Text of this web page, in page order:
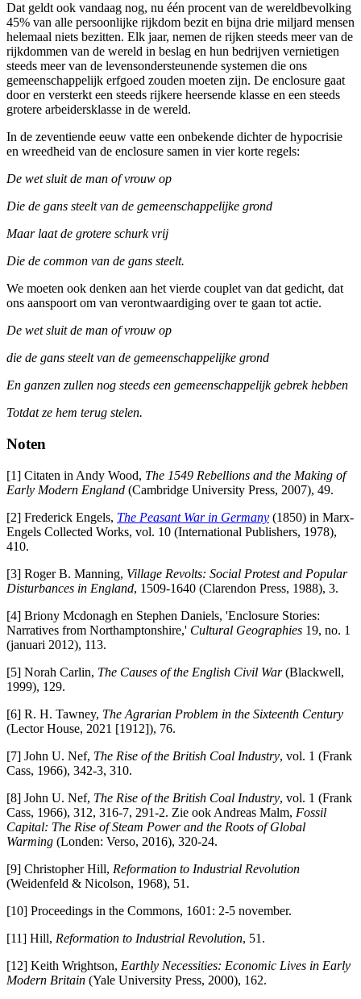
Dat geldt ook vandaag nog, nu één procent van de wereldbevolking
45% van alle persoonlijke rijkdom bezit en bijna drie miljard mensen
helemaal niets bezitten. Elk jaar, nemen de rijken steeds meer van de
rijkdommen van de wereld in beslag en hun bedrijven vernietigen
steeds meer van de levensondersteunende systemen die ons
gemeenschappelijk erfgoed zouden moeten zijn. De enclosure gaat
door en versterkt een steeds rijkere heersende klasse en een steeds
grotere arbeidersklasse in de wereld.
In de zeventiende eeuw vatte een onbekende dichter de hypocrisie
en wreedheid van de enclosure samen in vier korte regels:
De wet sluit de man of vrouw op
Die de gans steelt van de gemeenschappelijke grond
Maar laat de grotere schurk vrij
Die de common van de gans steelt.
We moeten ook denken aan het vierde couplet van dat gedicht, dat
ons aanspoort om van verontwaardiging over te gaan tot actie.
De wet sluit de man of vrouw op
die de gans steelt van de gemeenschappelijke grond
En ganzen zullen nog steeds een gemeenschappelijk gebrek hebben
Totdat ze hem terug stelen.
Noten
[1] Citaten in Andy Wood, The 1549 Rebellions and the Making of
Early Modern England (Cambridge University Press, 2007), 49.
[2] Frederick Engels, The Peasant War in Germany (1850) in Marx-
Engels Collected Works, vol. 10 (International Publishers, 1978),
410.
[3] Roger B. Manning, Village Revolts: Social Protest and Popular
Disturbances in England, 1509-1640 (Clarendon Press, 1988), 3.
[4] Briony Mcdonagh en Stephen Daniels, 'Enclosure Stories:
Narratives from Northamptonshire,' Cultural Geographies 19, no. 1
(januari 2012), 113.
[5] Norah Carlin, The Causes of the English Civil War(Blackwell,
1999), 129.
[6] R. H. Tawney, The Agrarian Problem in the Sixteenth Century
(Lector House, 2021 [1912]), 76.
[7] John U. Nef, The Rise of the British Coal Industry, vol. 1 (Frank
Cass, 1966), 342-3, 310.
[8] John U. Nef, The Rise of the British Coal Industry, vol. 1 (Frank
Cass, 1966), 312, 316-7, 291-2. Zie ook Andreas Malm, Fossil
Capital: The Rise of Steam Power and the Roots of Global
Warming (Londen: Verso, 2016), 320-24.
[9] Christopher Hill, Reformation to Industrial Revolution
(Weidenfeld & Nicolson, 1968), 51.
[10] Proceedings in the Commons, 1601: 2-5 november.
[11] Hill, Reformation to Industrial Revolution, 51.
[12] Keith Wrightson, Earthly Necessities: Economic Lives in Early
Modern Britain (Yale University Press, 2000), 162.